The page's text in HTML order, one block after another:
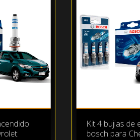
Kit 4 bujias de
bosch para